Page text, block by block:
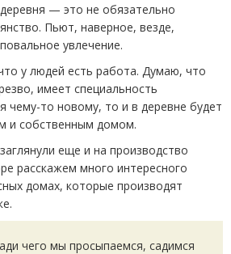
— это не обязательно
Пьют, наверное, везде,
увлечение.
у людей есть работа. Думаю, что
имеет специальность
чему-то новому, то и в деревне будет
и собственным домом.
еще и на производство
расскажем много интересного
домах, которые производят
чего мы просыпаемся, садимся